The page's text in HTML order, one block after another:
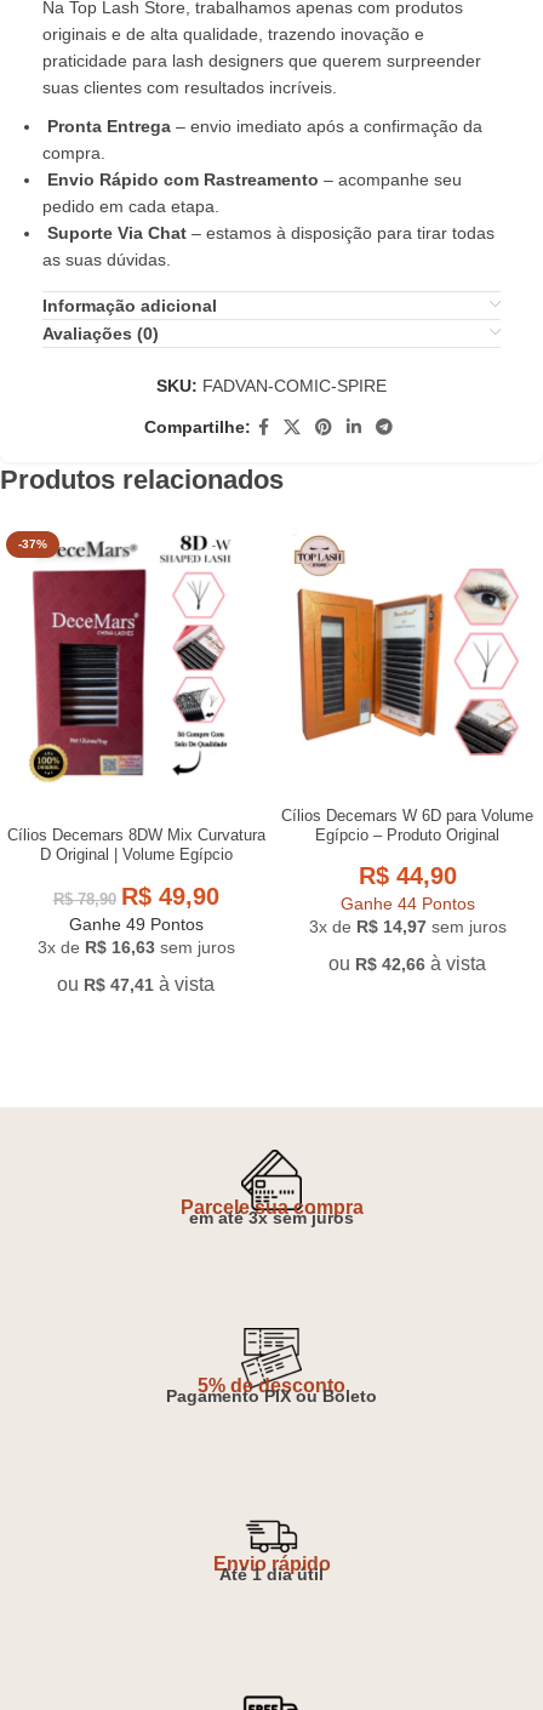
Na Top Lash Store, trabalhamos apenas com produtos
originais e de alta qualidade, trazendo inovação e
praticidade para lash designers que querem surpreender
suas clientes com resultados incríveis.
Pronta Entrega – envio imediato após a confirmação da
compra.
Envio Rápido com Rastreamento – acompanhe seu
pedido em cada etapa.
Suporte Via Chat – estamos à disposição para tirar todas
as suas dúvidas.
Informação adicional
Avaliações (0)
SKU: FADVAN-COMIC-SPIRE
Compartilhe:
Produtos relacionados
-37%
Cílios Decemars 8DW Mix Curvatura
D Original | Volume Egípcio
R$78,90 R$49,90
Ganhe 49 Pontos
3x de R$16,63 sem juros
ou R$ 47,41 à vista
Cílios Decemars W 6D para Volume
Egípcio – Produto Original
R$44,90
Ganhe 44 Pontos
3x de R$14,97 sem juros
ou R$ 42,66 à vista
Parcele sua compra
em até 3x sem juros
5% de desconto
Pagamento PIX ou Boleto
Envio rápido
Até 1 dia útil